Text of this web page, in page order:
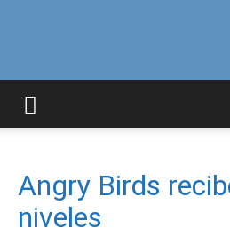
Angry Birds
niveles